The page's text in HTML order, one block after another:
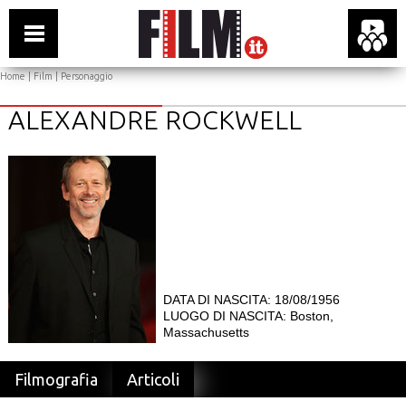
Home|Film| Personaggio
ALEXANDRE ROCKWELL
DATA DI NASCITA: 18/08/1956
LUOGO DI NASCITA: Boston,
Massachusetts
Filmografia Articoli